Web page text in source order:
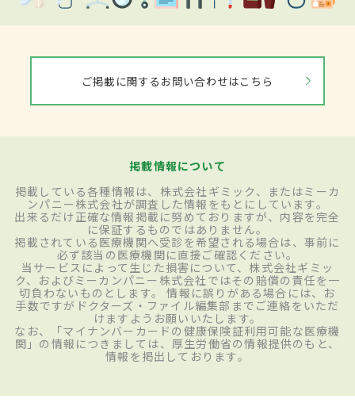
ご掲載に関するお問い合わせはこちら
掲載情報について
掲載している各種情報は、株式会社ギミック、またはミーカ
ンパニー株式会社が調査した情報をもとにしています。
出来るだけ正確な情報掲載に努めておりますが、内容を完全
に保証するものではありません。
掲載されている医療機関へ受診を希望される場合は、事前に
必ず該当の医療機関に直接ご確認ください。
当サービスによって生じた損害について、株式会社ギミッ
ク、およびミーカンパニー株式会社ではその賠償の責任を一
切負わないものとします。 情報に誤りがある場合には、お
手数ですがドクターズ・ファイル編集部までご連絡をいただ
けますようお願いいたします。
なお、「マイナンバーカードの健康保険証利用可能な医療機
関」の情報につきましては、厚生労働省の情報提供のもと、
情報を掲出しております。